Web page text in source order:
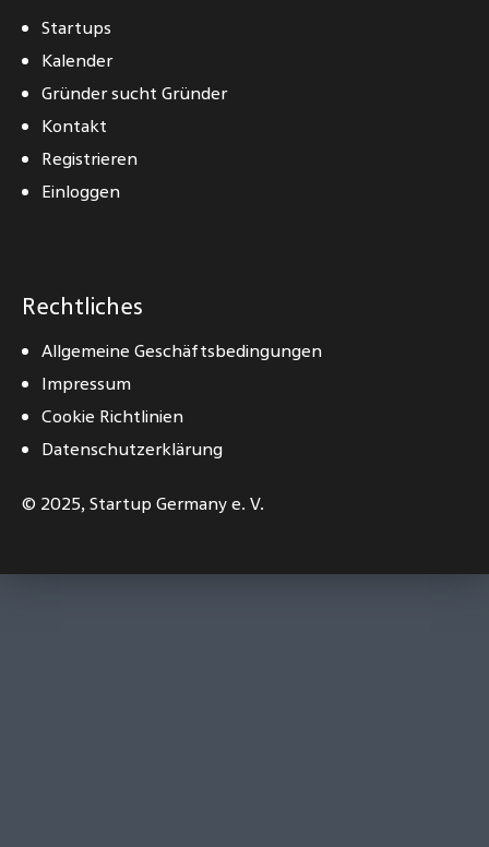
Startups
Kalender
Gründer sucht Gründer
Kontakt
Registrieren
Einloggen
Rechtliches
Allgemeine Geschäftsbedingungen
Impressum
Cookie Richtlinien
Datenschutzerklärung
© 2025,Startup Germany e. V.